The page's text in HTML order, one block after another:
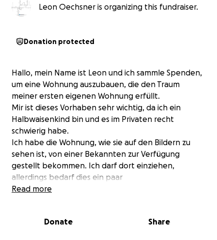
Leon Oechsner is organizing this fundraiser.
Donation protected
Hallo, mein Name ist Leon und ich sammle Spenden,
um eine Wohnung auszubauen, die den Traum
meiner ersten eigenen Wohnung erfüllt.
Mir ist dieses Vorhaben sehr wichtig, da ich ein
Halbwaisenkind bin und es im Privaten recht
schwierig habe.
Ich habe die Wohnung, wie sie auf den Bildern zu
sehen ist, von einer Bekannten zur Verfügung
gestellt bekommen. Ich darf dort einziehen,
allerdings bedarf dies ein paar
Renovierungsmaßnahmen.
war. Des Weiteren müssen Bad und Küche mit dem
Read more
Donate Share